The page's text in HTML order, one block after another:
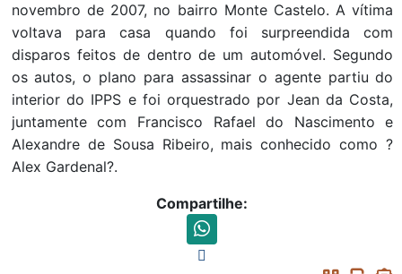
novembro de 2007, no bairro Monte Castelo. A vítima
voltava para casa quando foi surpreendida com
disparos feitos de dentro de um automóvel. Segundo
os autos, o plano para assassinar o agente partiu do
interior do IPPS e foi orquestrado por Jean da Costa,
juntamente com Francisco Rafael do Nascimento e
Alexandre de Sousa Ribeiro, mais conhecido como ?
Alex Gardenal?.
Compartilhe: